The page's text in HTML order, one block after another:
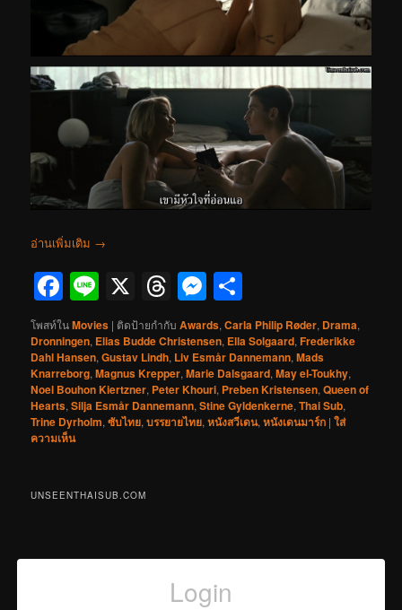
อ่านเพิ่มเติม →
Facebook
Line
X Threads
Messenger
โพสท์ในMovies | ติดป้ายกำกับ Awards,Carla Philip Røder, Drama,
Dronningen, Elias Budde Christensen, Ella Solgaard,Frederikke
Dahl Hansen,Gustav Lindh, Liv Esmår Dannemann,Mads
Knarreborg,Magnus Krepper,Marie Dalsgaard,May el-Toukhy,
Noel Bouhon Kiertzner, Peter Khouri, Preben Kristensen,Queen of
Hearts,Silja Esmår Dannemann,Stine Gyldenkerne,Thai Sub,
Trine Dyrholm,ซับไทย,บรรยายไทย,หนังสวีเดน,หนังเดนมาร์ก |ใส่
ความเห็น
UNSEENTHAISUB.COM
Login